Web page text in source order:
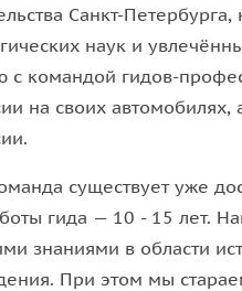
у огня, попробовать
праздничных
оно должно гореть
колоколов
до эпохи модерна
немцев, финнов и
Санкт-Петербурга,
наук и
с командой гидов-
на своих
существует уже
гида — 10 - 15 лет.
знаниями в области
При этом мы